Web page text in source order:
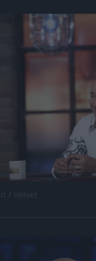
Jön még kép!
Jön még kép!